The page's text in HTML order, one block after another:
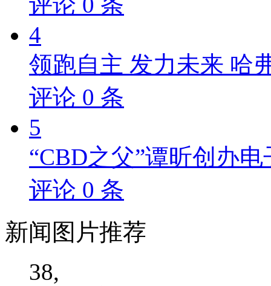
4
领跑自主 发力未来 哈
评论 0 条
5
“CBD之父”谭昕创办
评论 0 条
新闻 图片推荐
38,